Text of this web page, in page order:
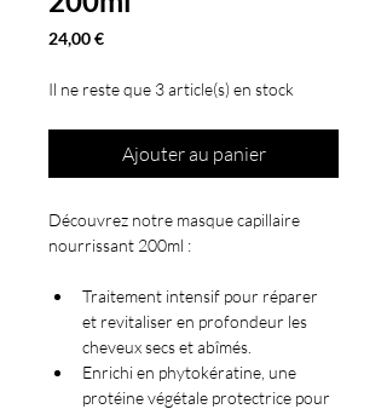
24,00 €Prix
Il ne reste que 3 article(s) en stock
Ajouter au panier
Découvrez notre masque capillaire
nourrissant 200ml :
Traitement intensif pour réparer
et revitaliser en profondeur les
cheveux secs et abîmés.
Enrichi en phytokératine, une
protéine végétale protectrice pour